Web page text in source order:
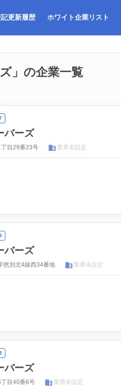
更新履歴 ホワイト企業リスト
」の企業一覧
バーズ
目29番23号 業界未設定
バーズ
然別北4線西34番地 業界未設定
バーズ
目40番6号 業界未設定